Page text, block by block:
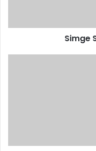
Simge
Zamanlı